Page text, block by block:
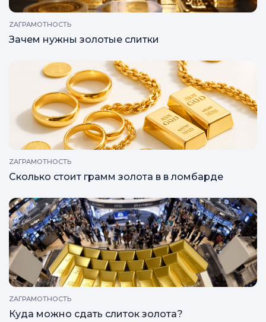
ZAГРАМОТНОСТЬ
Зачем нужны золотые слитки
ZAГРАМОТНОСТЬ
Сколько стоит грамм золота в в ломбарде
ZAГРАМОТНОСТЬ
Куда можно сдать слиток золота?